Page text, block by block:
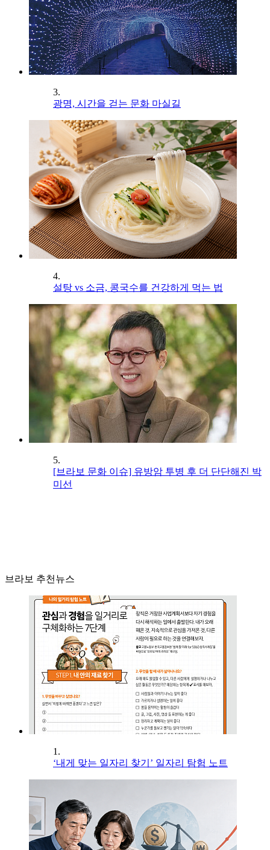
3.
광명, 시간을 걷는 문화 마실길
4.
설탕 vs 소금, 콩국수를 건강하게 먹는 법
5.
[브라보 문화 이슈] 유방암 투병 후 더 단단해진 박
미선
브라보 추천뉴스
1.
‘내게 맞는 일자리 찾기’ 일자리 탐험 노트